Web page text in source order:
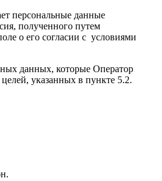
персональные данные
полученного путем
о его согласии с условиями
данных, которые Оператор
указанных в пункте 5.2.